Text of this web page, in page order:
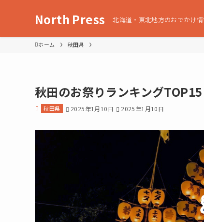
North Press 北海道・東北地方のおでかけ
ホーム 秋田県
秋田のお祭りランキング
秋田県 2025年1月10日 2025年1月10日